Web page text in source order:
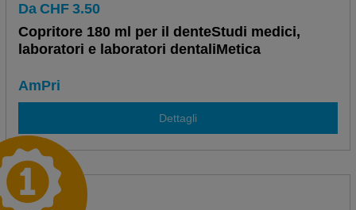
Da CHF 3.50
Copritore 180 ml per il denteStudi medici,
laboratori e laboratori dentaliMetica
AmPri
Dettagli